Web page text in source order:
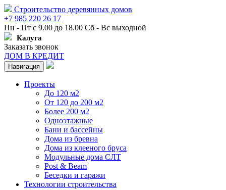
Строительство деревянных домов
+7 985 220 26 17
Пн - Пт с 9.00 до 18.00 Сб - Вс выходной
Калуга
Заказать звонок
ДОМ В КРЕДИТ
Навигация
Проекты
До 120 м2
От 120 до 200 м2
Более 200 м2
Одноэтажные
Бани и бассейны
Дома из бревна
Дома из клееного бруса
Модульные дома СЛТ
Post & Beam
Беседки и гаражи
Технологии строительства